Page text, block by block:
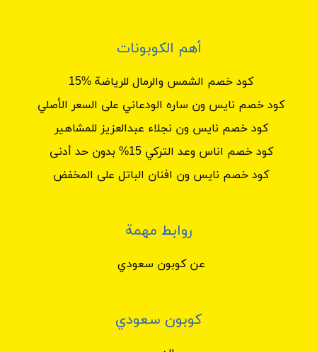
أهم الكوبونات
كود خصم الشمس والرمال للرياضة %15
كود خصم نايس ون ساره الودعاني على السعر الأصلي
كود خصم نايس ون نجلاء عبدالعزيز للمشاهير
كود خصم اناس وعد التركي 15% بدون حد أدنى
كود خصم نايس ون افنان الباتل على المخفض
روابط مهمة
عن كوبون سعودي
كوبون سعودي